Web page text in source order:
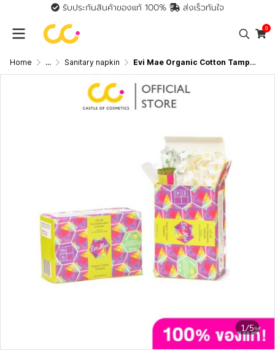
รับประกันสินค้าของแท้ 100% ส่งเร็วทันใจ
0
Home ... Sanitary napkin Evi Mae Organic Cotton Tampons (1 กล่องมี 18 ชิ้น) ผ้าอนามัยแบบสอดออร์แกนิค เอวี่ เมย์
1/5